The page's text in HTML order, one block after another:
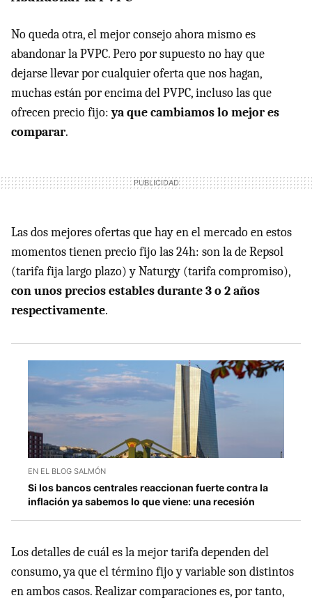
No queda otra, el mejor consejo ahora mismo es
abandonar la PVPC. Pero por supuesto no hay que
dejarse llevar por cualquier oferta que nos hagan,
muchas están por encima del PVPC, incluso las que
ofrecen precio fijo:ya que cambiamos lo mejor es
comparar.
Las dos mejores ofertas que hay en el mercado en estos
momentos tienen precio fijo las 24h: son la de Repsol
(tarifa fija largo plazo) y Naturgy (tarifa compromiso),
con unos precios estables durante 3 o 2 años
respectivamente.
EN EL BLOG SALMÓN
Si los bancos centrales reaccionan fuerte contra la
inflación ya sabemos lo que viene: una recesión
Los detalles de cuál es la mejor tarifa dependen del
consumo, ya que el término fijo y variable son distintos
en ambos casos. Realizar comparaciones es, por tanto,